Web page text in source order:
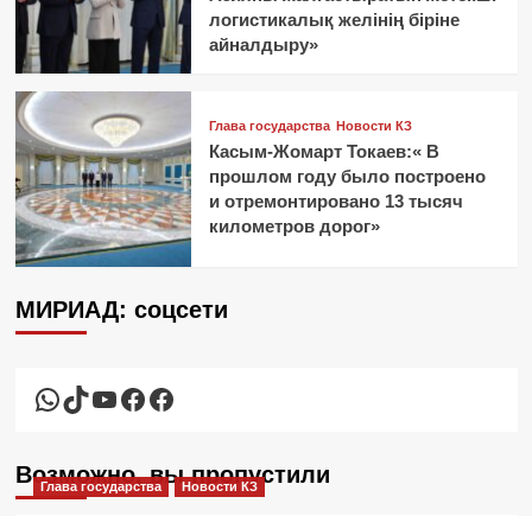
логистикалық желінің біріне
айналдыру»
Глава государства Новости КЗ
Касым-Жомарт Токаев:« В
прошлом году было построено
и отремонтировано 13 тысяч
километров дорог»
МИРИАД: соцсети
WhatsApp
TikTok
YouTube
Facebook
Facebook
Возможно, вы пропустили
Глава государства Новости КЗ